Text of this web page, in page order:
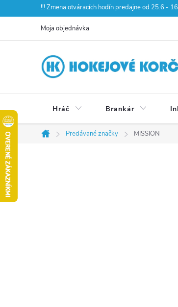
na
!!! Zmena otváracích hodín predajne od 25.6 -
Moja objednávka
Hráč Brankár
Domov
Predávané značky MISSION